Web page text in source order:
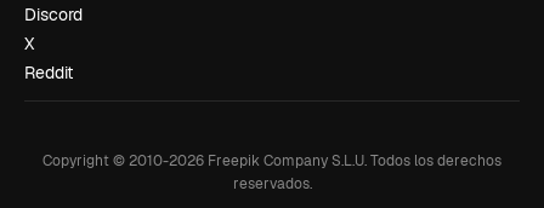
Discord
X
Reddit
Copyright © 2010-2026 Freepik Company S.L.U.Todos los derechos
reservados.